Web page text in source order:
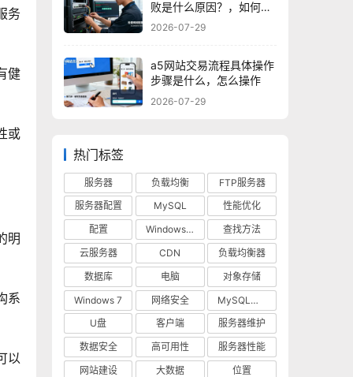
务
健
或
明
系
以
败是什么原因？，如何解
决？
2026-07-29
a5网站交易流程具体操作
步骤是什么，怎么操作
2026-07-29
热门标签
服务器 负载均衡
FTP服务器
服务器配置
MySQL
性能优化
配置
Windows 10
查找方法
云服务器
CDN
负载均衡器
数据库
电脑
对象存储
Windows 7
网络安全
MySQL数据库
U盘
客户端
服务器维护
数据安全
高可用性
服务器性能
网站建设
大数据
位置